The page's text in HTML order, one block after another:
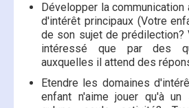
Développer la
d'intérêt principaux (Votre
de son sujet de prédilection?
intéressé que par des
auxquelles il attend des
Etendre les domaines
enfant n'aime jouer qu'à